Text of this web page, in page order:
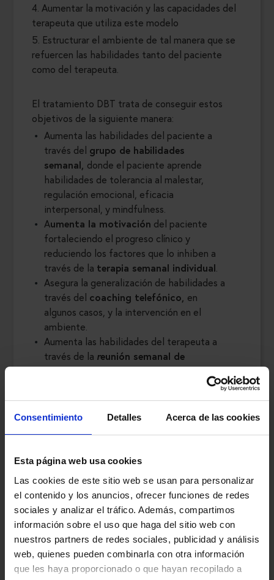
Consentimiento Detalles Acerca de las cookies
Esta página web usa cookies
Las cookies de este sitio web se usan para personalizar
el contenido y los anuncios, ofrecer funciones de redes
sociales y analizar el tráfico. Además, compartimos
información sobre el uso que haga del sitio web con
nuestros partners de redes sociales, publicidad y análisis
web, quienes pueden combinarla con otra información
que les haya proporcionado o que hayan recopilado a
4. Aumentar la motivación y las capacidades del
terapeuta que utiliza este modelo
5. Estructurar el ambiente de tal manera que se
refuercen las habilidades tanto del paciente
como del terapeuta.
El tratamiento DBT trata de conseguir estos
objetivos de la siguiente manera:
Aumenta las habilidades del paciente a
través del grupo de habilidades
semanal, donde el paciente aprende
habilidades de tolerancia al malestar,
regulación emocional, eficacia
interpersonal, y mindfulness.
Aumenta la motivación del paciente
fortaleciendo el progreso clínico y
reduciendo los factores que lo inhiben a
través de la terapia semanal individual
Asegura la generalización de habilidades a
través del coaching telefónico, en
algunos casos, y la intervención en el
ambiente.
Aumenta las habilidades del terapeuta a
través de la reunión semanal de
consultoríay la formación continua.
estrategias de manejo de caso y las
intervenciones con la familia o la pareja,
complejo, compuesto por múltiples estrategias.
Manejar cada una de estas estrategias con
maestría es un desafío, y quizás una de las
mayores dificultades para aprender el modelo y
poder brindar el mejor tratamiento a una mayor
cantidad de pacientes. Todo esto resalta la
importancia de tener centros y profesionales